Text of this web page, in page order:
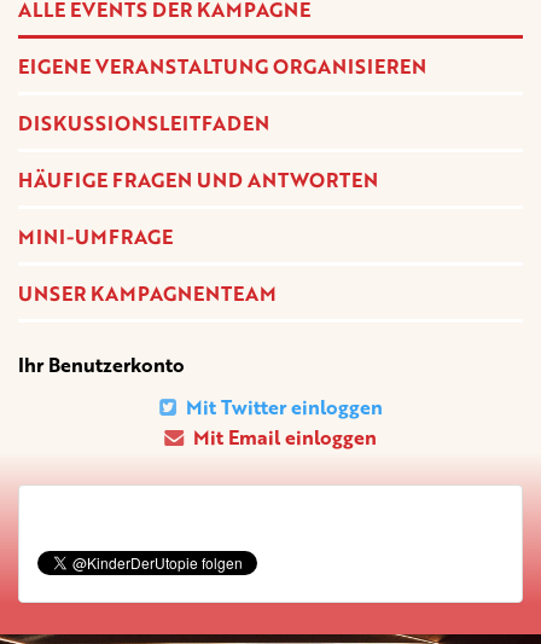
ALLE EVENTS DER KAMPAGNE
EIGENE VERANSTALTUNG ORGANISIEREN
DISKUSSIONSLEITFADEN
HÄUFIGE FRAGEN UND ANTWORTEN
MINI-UMFRAGE
UNSER KAMPAGNENTEAM
Ihr Benutzerkonto
Mit Twitter einloggen
Mit Email einloggen